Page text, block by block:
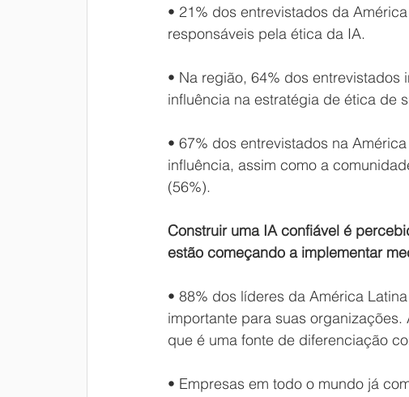
• 21% dos entrevistados da
responsáveis ​​pela ética da IA.
• Na região, 64% dos
influência na estratégia de ética de
• 67% dos entrevistados na
influência, assim como a
(56%).
Construir uma IA confiável é
estão começando a implementar
• 88% dos líderes da América
importante para suas
que é uma fonte de diferenciação
• Empresas em todo o mundo já